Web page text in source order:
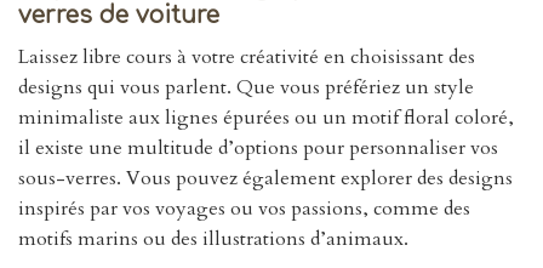
verres de voiture
Laissez libre cours à votre créativité en choisissant des
designs qui vous parlent. Que vous préfériez un style
minimaliste aux lignes épurées ou un motif floral coloré,
il existe une multitude d’options pour personnaliser vos
sous-verres. Vous pouvez également explorer des designs
inspirés par vos voyages ou vos passions, comme des
motifs marins ou des illustrations d’animaux.